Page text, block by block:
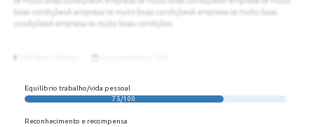
Equilíbrio trabalho/vida pessoal
75/100
Reconhecimento e recompensa